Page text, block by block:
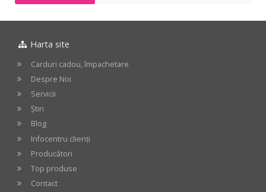
Harta site
Carduri cadou, împachetare
Despre Noi
Servicii
Știri
Blog
Infocentru clienți
Producători
Top produse
Contact